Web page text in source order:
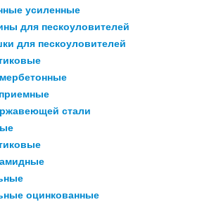
усиленные
для пескоуловителей
для пескоуловителей
стали
оцинкованные